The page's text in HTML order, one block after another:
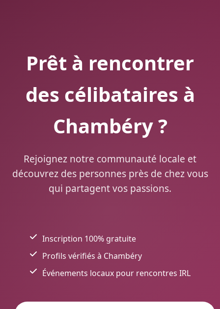
Prêt à rencontrer
des célibataires à
Chambéry ?
Rejoignez notre communauté locale et
découvrez des personnes près de chez vous
qui partagent vos passions.
Inscription 100% gratuite
Profils vérifiés à Chambéry
Événements locaux pour rencontres IRL